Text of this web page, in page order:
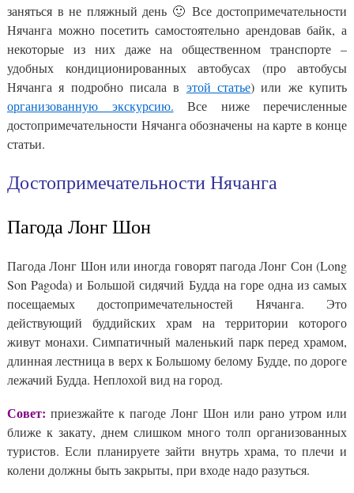
заняться в не пляжный день 🙂 Все достопримечательности
Нячанга можно посетить самостоятельно арендовав байк, а
некоторые из них даже на общественном транспорте –
удобных кондиционированных автобусах (про автобусы
Нячанга я подробно писала в этой статье) или же купить
организованную экскурсию. Все ниже перечисленные
достопримечательности Нячанга обозначены на карте в конце
статьи.
Достопримечательности Нячанга
Пагода Лонг Шон
Пагода Лонг Шон или иногда говорят пагода Лонг Сон (Long
Son Pagoda) и Большой сидячий Будда на горе одна из самых
посещаемых достопримечательностей Нячанга. Это
действующий буддийских храм на территории которого
живут монахи. Симпатичный маленький парк перед храмом,
длинная лестница в верх к Большому белому Будде, по дороге
лежачий Будда. Неплохой вид на город.
Совет: приезжайте к пагоде Лонг Шон или рано утром или
ближе к закату, днем слишком много толп организованных
туристов. Если планируете зайти внутрь храма, то плечи и
колени должны быть закрыты, при входе надо разуться.